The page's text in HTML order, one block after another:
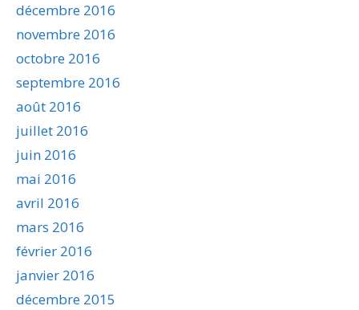
décembre 2016
novembre 2016
octobre 2016
septembre 2016
août 2016
juillet 2016
juin 2016
mai 2016
avril 2016
mars 2016
février 2016
janvier 2016
décembre 2015